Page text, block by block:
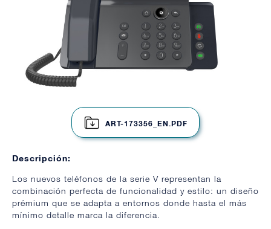
ART-173356_EN.PDF
Descripción:
Los nuevos teléfonos de la serie V representan la
combinación perfecta de funcionalidad y estilo: un diseño
prémium que se adapta a entornos donde hasta el más
mínimo detalle marca la diferencia.